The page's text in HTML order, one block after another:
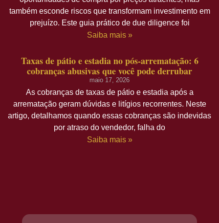
também esconde riscos que transformam investimento em
prejuízo. Este guia prático de due diligence foi
Saiba mais »
Taxas de pátio e estadia no pós-arrematação: 6
cobranças abusivas que você pode derrubar
maio 17, 2026
As cobranças de taxas de pátio e estadia após a
arrematação geram dúvidas e litígios recorrentes. Neste
artigo, detalhamos quando essas cobranças são indevidas
por atraso do vendedor, falha do
Saiba mais »